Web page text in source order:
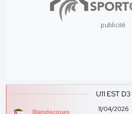
publicité
U11 EST D3
Blendecques 11/04/2026